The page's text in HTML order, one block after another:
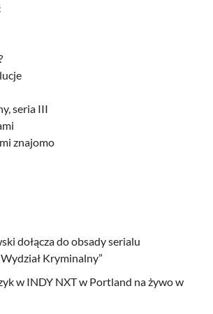
seria III
znajomo
dołącza do obsady serialu
Kryminalny”
w INDY NXT w Portland na żywo w